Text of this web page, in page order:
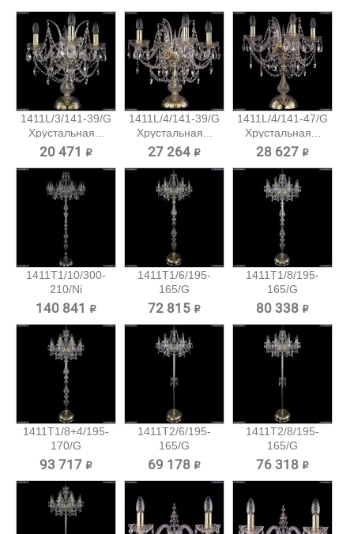
1411L/3/141-39/G
Хрустальная...
20 471 ₽
1411L/4/141-39/G
Хрустальная...
27 264 ₽
1411L/4/141-47/G
Хрустальная...
28 627 ₽
1411T1/10/300-
210/Ni
Хрустальный...
140 841 ₽
1411T1/6/195-
165/G
Хрустальный
72 815 ₽
1411T1/8/195-
165/G
Хрустальный
80 338 ₽
1411T1/8+4/195-
170/G
Хрустальный...
93 717 ₽
1411T2/6/195-
165/G
Хрустальный
69 178 ₽
1411T2/8/195-
165/G
Хрустальный
76 318 ₽